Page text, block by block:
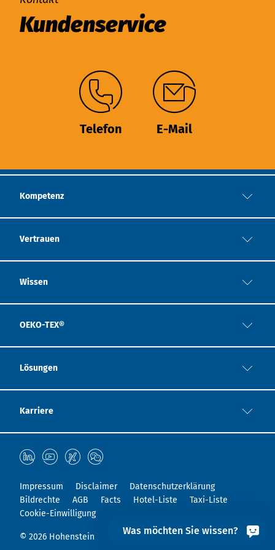
Kundenservice
Telefon E-Mail
Kompetenz
Vertrauen
Wissen
OEKO-TEX®
Lösungen
Karriere
Impressum Disclaimer
Datenschutzerklärung
Bildrechte
AGB Facts Hotel-Liste
Taxi-Liste
Cookie-Einwilligung
© 2026 Hohenstein
Was möchten Sie wissen?